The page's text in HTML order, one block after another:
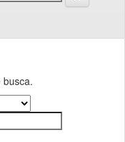
busca.